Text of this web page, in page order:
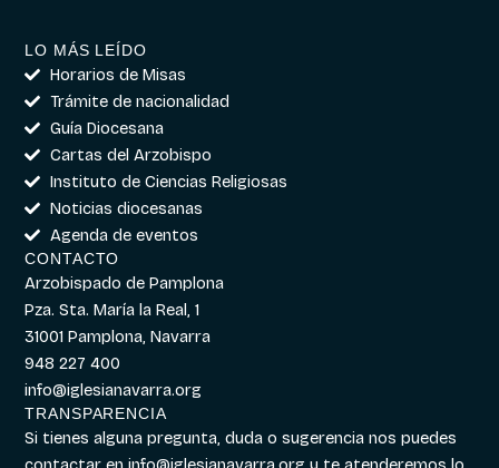
LO MÁS LEÍDO
Horarios de Misas
Trámite de nacionalidad
Guía Diocesana
Cartas del Arzobispo
Instituto de Ciencias Religiosas
Noticias diocesanas
Agenda de eventos
CONTACTO
Arzobispado de Pamplona
Pza. Sta. María la Real, 1
31001 Pamplona, Navarra
948 227 400
info@iglesianavarra.org
TRANSPARENCIA
Si tienes alguna pregunta, duda o sugerencia nos puedes